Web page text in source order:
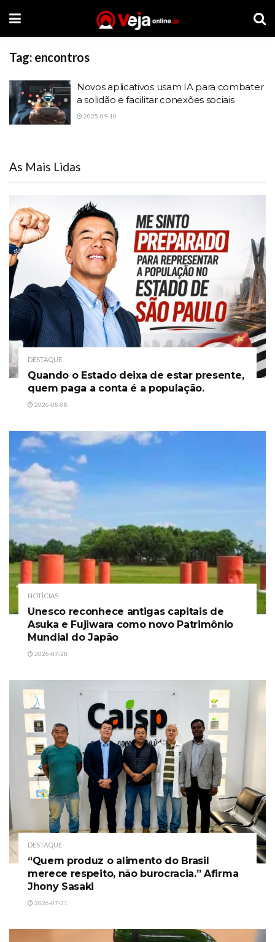
Tag: encontros
Novos aplicativos usam IA para combater
a solidão e facilitar conexões sociais
2025-09-10
As Mais Lidas
DESTAQUE
Quando o Estado deixa de estar presente,
quem paga a conta é a população.
2026-08-08
NOTÍCIAS
Unesco reconhece antigas capitais de
Asuka e Fujiwara como novo Patrimônio
Mundial do Japão
2026-07-28
DESTAQUE
“Quem produz o alimento do Brasil
merece respeito, não burocracia.” Afirma
Jhony Sasaki
2026-07-31